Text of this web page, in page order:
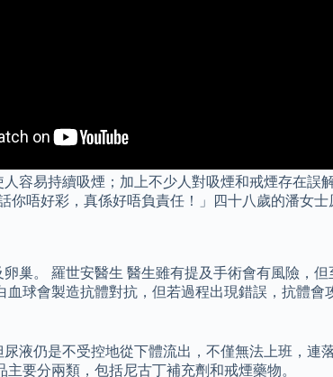
容易持續吸煙；加上不少人對吸煙和戒煙存在
唔好彩，真係好唔負責任！」四十八歲的潘女
巢。 羅世安醫生 醫生雖有提及手術會有風險，
球會製造抗體對抗，但若過程出現錯誤，抗體
液仍是不受控地從下體流出，不僅無法上班，
要分兩類，包括尼古丁補充劑和戒煙藥物。